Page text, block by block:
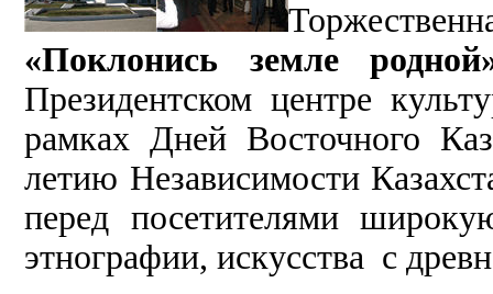
«Поклонись земле
Президентском центре
рамках Дней Восточного
летию Независимости
перед посетителями
этнографии, искусства с